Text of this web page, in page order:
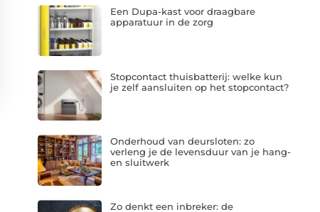
Een Dupa-kast voor draagbare
apparatuur in de zorg
Stopcontact thuisbatterij: welke kun
je zelf aansluiten op het stopcontact?
Onderhoud van deursloten: zo
verleng je de levensduur van je hang-
en sluitwerk
Zo denkt een inbreker: de